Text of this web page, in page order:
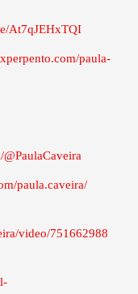
At7qJEHxTQI
paula-
paula.caveira/
video/751662988